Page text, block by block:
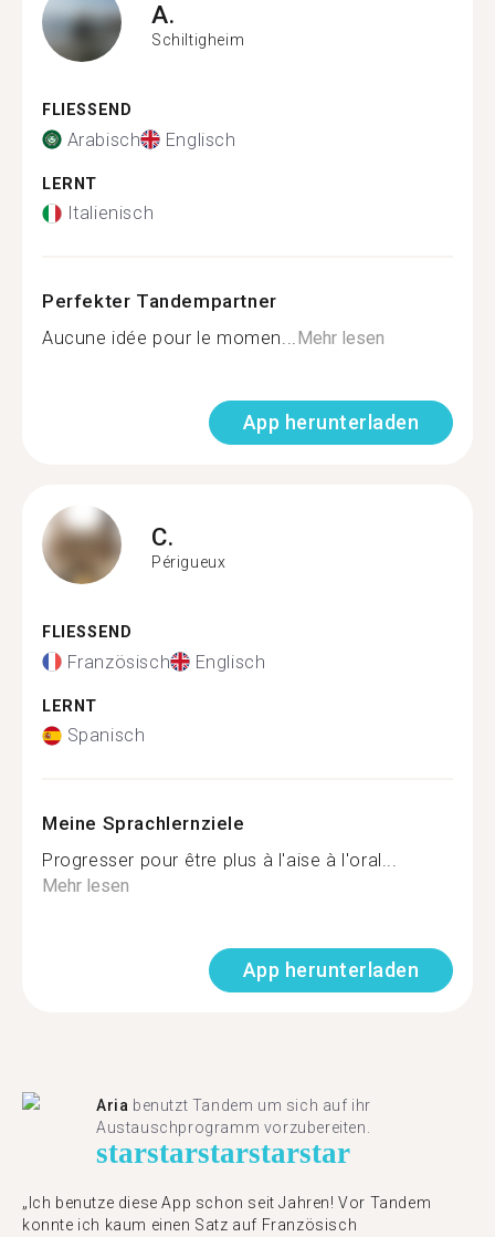
A.
Schiltigheim
FLIESSEND
Arabisch Englisch
LERNT
Italienisch
Perfekter Tandempartner
Aucune idée pour le momen...Mehr lesen
App herunterladen
C.
Périgueux
FLIESSEND
Französisch Englisch
LERNT
Spanisch
Meine Sprachlernziele
Progresser pour être plus à l'aise à l'oral...
Mehr lesen
App herunterladen
Aria benutzt Tandem um sich auf ihr
Austauschprogramm vorzubereiten.
starstarstarstarstar
„Ich benutze diese App schon seit Jahren! Vor Tandem
konnte ich kaum einen Satz auf Französisch